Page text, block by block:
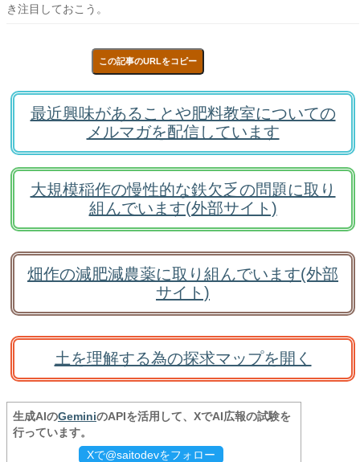
き注目しておこう。
この記事のURLをコピー
最近興味があることや肥料教室についての
メルマガを配信しています
大規模稲作の慢性的な鉄欠乏の問題に取り
組んでいます(外部サイト)
畑作の減肥減農薬に取り組んでいます(外部
サイト)
土を理解する為の探求マップを開く
生成AIのGeminiのAPIを活用して、XでAI広報の試験を
行っています。
Xで@saitodevをフォロー